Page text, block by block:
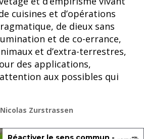
cuisines et d’opérations
de dieux sans
et de co-errance,
et d’extra-terrestres,
des applications,
aux possibles qui
Zurstrassen